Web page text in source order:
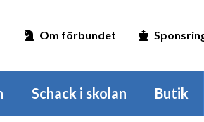
Om förbundet
Schack i skolan Butik